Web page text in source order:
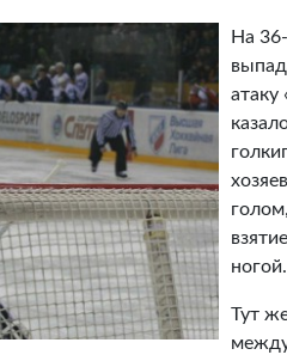
На
ногой.
Тут